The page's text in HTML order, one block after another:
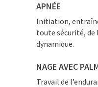
APNÉE
Initiation,
toute sécurité, de
dynamique.
NAGE AVEC
Travail de